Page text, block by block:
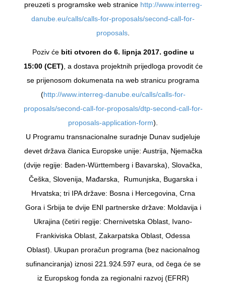
preuzeti s programske web stranice http://www.interreg-
danube.eu/calls/calls-for-proposals/second-call-for-
proposals.
Poziv će biti otvoren do 6. lipnja 2017. godine u
15:00 (CET), a dostava projektnih prijedloga provodit će
se prijenosom dokumenata na web stranicu programa
(http://www.interreg-danube.eu/calls/calls-for-
proposals/second-call-for-proposals/dtp-second-call-for-
proposals-application-form).
U Programu transnacionalne suradnje Dunav sudjeluje
devet država članica Europske unije: Austrija, Njemačka
(dvije regije: Baden-Württemberg i Bavarska), Slovačka,
Češka, Slovenija, Mađarska, Rumunjska, Bugarska i
Hrvatska; tri IPA države: Bosna i Hercegovina, Crna
Gora i Srbija te dvije ENI partnerske države: Moldavija i
Ukrajina (četiri regije: Chernivetska Oblast, Ivano-
Frankiviska Oblast, Zakarpatska Oblast, Odessa
Oblast). Ukupan proračun programa (bez nacionalnog
sufinanciranja) iznosi 221.924.597 eura, od čega će se
iz Europskog fonda za regionalni razvoj (EFRR)